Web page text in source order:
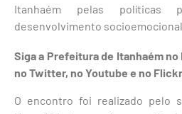
Itanhaém pelas políticas
desenvolvimento
Siga a Prefeitura de Itanhaém no
noTwitter, noYoutube e no Flickr
O encontro foi realizado pelo